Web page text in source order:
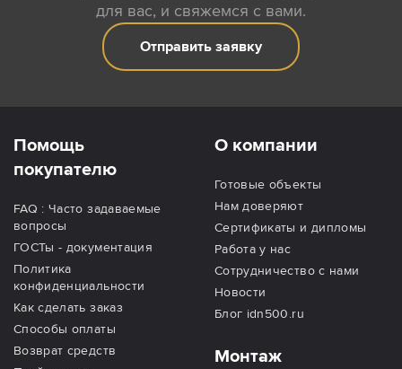
для вас, и свяжемся с вами.
Отправить заявку
Помощь
покупателю
FAQ : Часто задаваемые
вопросы
ГОСТы - документация
Политика
конфиденциальности
Как сделать заказ
Способы оплаты
Возврат средств
О компании
Готовые объекты
Нам доверяют
Сертификаты и дипломы
Работа у нас
Сотрудничество с нами
Новости
Блог idn500.ru
Монтаж